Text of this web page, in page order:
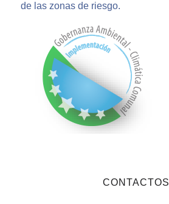
de las zonas de riesgo.
CONTACTOS